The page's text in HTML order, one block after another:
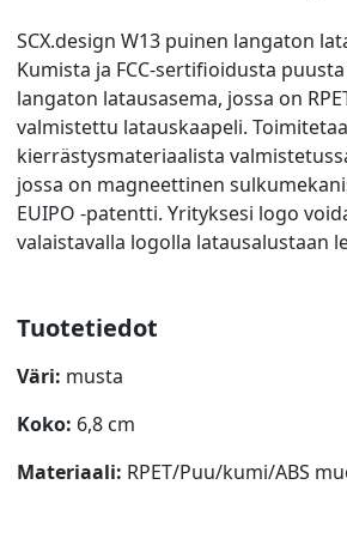
SCX.design W13 puinen langaton
Kumista ja FCC-sertifioidusta
langaton latausasema, jossa on
valmistettu latauskaapeli.
kierrästysmateriaalista
jossa on magneettinen
EUIPO -patentti. Yrityksesi logo
valaistavalla logolla latausalustaan
Tuotetiedot
Väri: musta
Koko: 6,8 cm
Materiaali: RPET/Puu/kumi/ABS